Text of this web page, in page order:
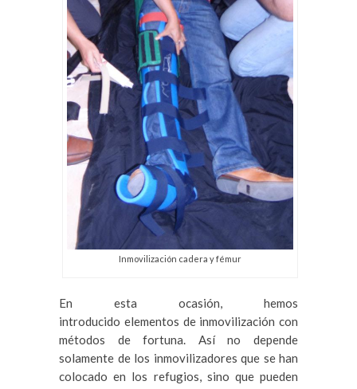
Inmovilización cadera y fémur
En esta ocasión, hemos
introducido elementos de inmovilización con
métodos de fortuna. Así no depende
solamente de los inmovilizadores que se han
colocado en los refugios, sino que pueden